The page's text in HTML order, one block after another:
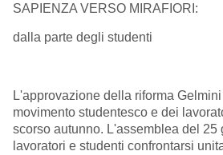
SAPIENZA VERSO MIRAFIORI:
dalla parte degli studenti
L'approvazione della riforma
movimento studentesco e dei
scorso autunno. L'assemblea del 25
lavoratori e studenti confrontarsi